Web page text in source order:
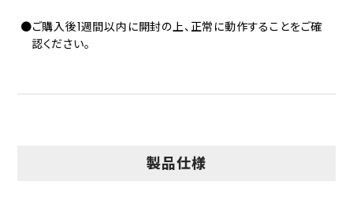
●ご購入後1週間以内に開封の上、正常に動作することをご確
認ください。
製品仕様